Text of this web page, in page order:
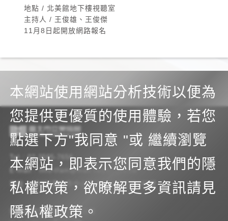
地點 / 北美館地下樓視聽室
主持人 / 王俊雄、王俊傑
11月8日起開放網路報名
Tel
02-2595-7656
E-mail
info-tfam@mail.taipei.gov.tw
地址 10461臺北市中山區中山北路三段181號
隱私權政策 網站安全政策
本網站使用網站分析技術以便為
您提供更優質的使用體驗，若您
點選下方"我同意 "或 繼續瀏覽
本網站，即表示您同意我們的隱
私權政策，欲瞭解更多資訊請見
隱私權政策 。